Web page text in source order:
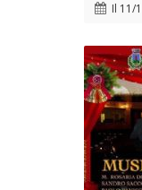
Il 11/